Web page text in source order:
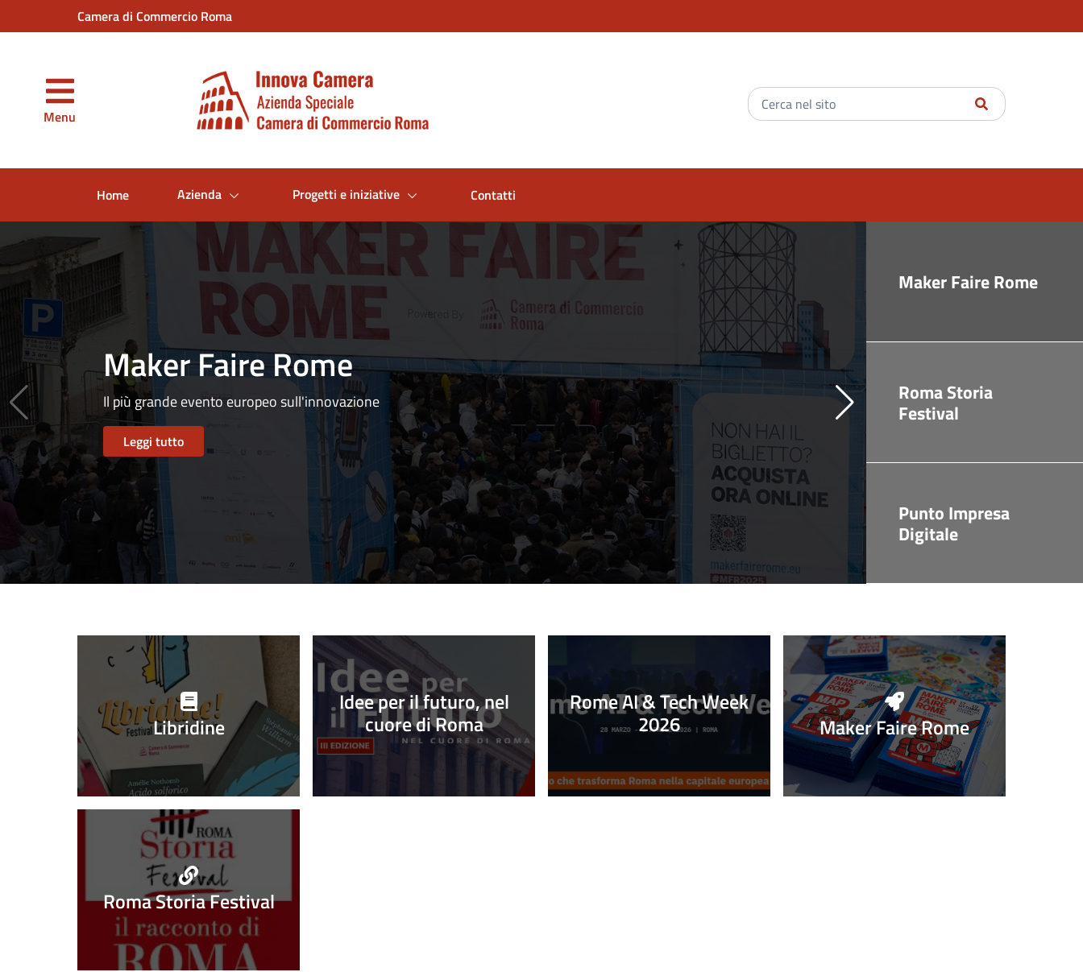
al contenuto principale
Camera di Commercio Roma
Menu
Inserisci
il
cercare
Home
Azienda Progetti e iniziative Contatti
Maker Faire Rome
Il più grande evento europeo sull'innovazione
Leggi tutto
Maker Faire Rome
Roma Storia
Festival
Punto Impresa
Digitale
Progetti
in
evidenza
Libridine
Idee per il futuro, nel
cuore di Roma
Rome AI & Tech Week
2026 Maker Faire Rome
Roma Storia Festival